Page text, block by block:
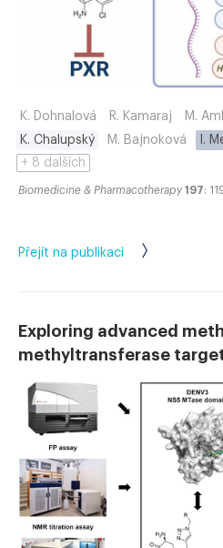
K. Dohnalová R. Kamaraj M.
K. Chalupský
M. Bajnoková I.
+ 8 dalších
Biomedicine & Pharmacotherapy 197:
Přejít na publikaci
Exploring advanced
methyltransferase